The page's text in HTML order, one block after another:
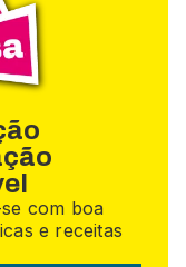
com boa
e receitas